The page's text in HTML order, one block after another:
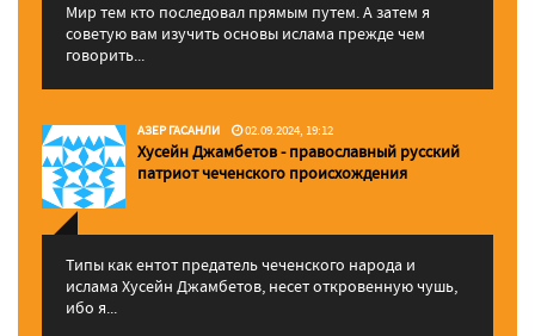
Мир тем кто последовал прямым путем. А затем я
советую вам изучить основы ислама прежде чем
говорить...
АЗЕР ГАСАНЛИ 02.09.2024, 19:12
Хусейн Джамбетов - православный русский
патриот чеченского происхождения
Типы как ентот предатель чеченского народа и
ислама Хусейн Джамбетов, несет откровенную чушь,
ибо я...